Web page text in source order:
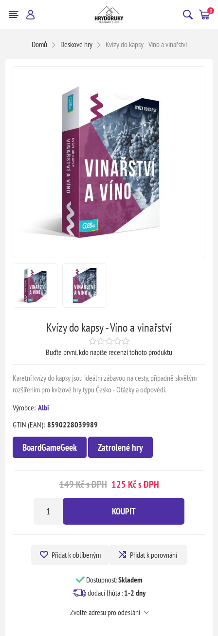
0
Domů Deskové hry Kvízy do kapsy - Víno a vinařství
Kvízy do kapsy - Víno a vinařství
Buďte první, kdo napíše recenzi tohoto produktu
Karetní kvízy do kapsy jsou ideální zábavou na cesty, případně skvělým
rozšířením pro kvízové hry typu Česko - Otázky a odpovědi.
Výrobce: Albi
GTIN (EAN): 8590228039989
BoardGameGeek Zatrolené hry
149 Kč s DPH 125 Kč s DPH
KOUPIT
Přidat k oblíbeným Přidat k porovnání
Dostupnost:Skladem
dodací lhůta :1-2 dny
Zvolte adresu pro odeslání